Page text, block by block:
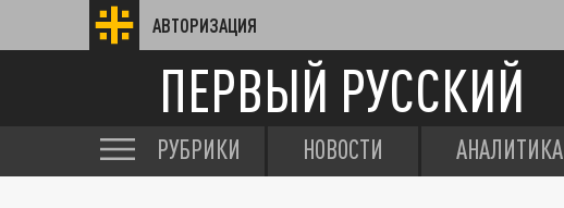
АВТОРИЗАЦИЯ
ПЕРВЫЙ РУССКИЙ
РУБРИКИ НОВОСТИ АНАЛИТИКА